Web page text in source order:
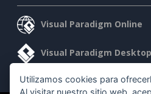
Visual Paradigm Online
Visual Paradigm Desktop
Utilizamos cookies para